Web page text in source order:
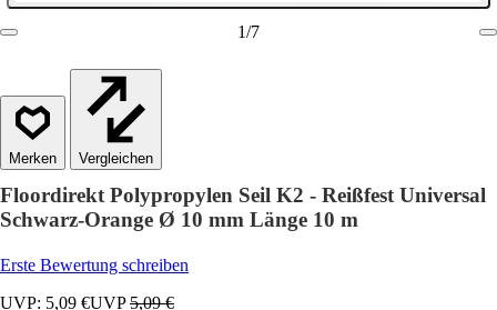
1/7
Vergleichen
Floordirekt Polypropylen Seil K2 - Reißfest Universal
Schwarz-Orange Ø 10 mm Länge 10 m
Erste Bewertung schreiben
UVP: 5,09 €UVP5,09 €